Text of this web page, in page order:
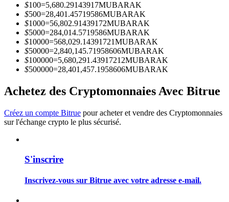
Information
Analyse de mégadonnées, y compris des informations
commerciales, etc.
$100=5,680.29143917MUBARAK
$500=28,401.45719586MUBARAK
$1000=56,802.91439172MUBARAK
$5000=284,014.5719586MUBARAK
$10000=568,029.14391721MUBARAK
$50000=2,840,145.71958606MUBARAK
$100000=5,680,291.43917212MUBARAK
$500000=28,401,457.1958606MUBARAK
Achetez des Cryptomonnaies Avec Bitrue
Créez un compte Bitrue pour acheter et vendre des Cryptomonnaies
sur l'échange crypto le plus sécurisé.
S'inscrire
Inscrivez-vous sur Bitrue avec votre adresse e-mail.